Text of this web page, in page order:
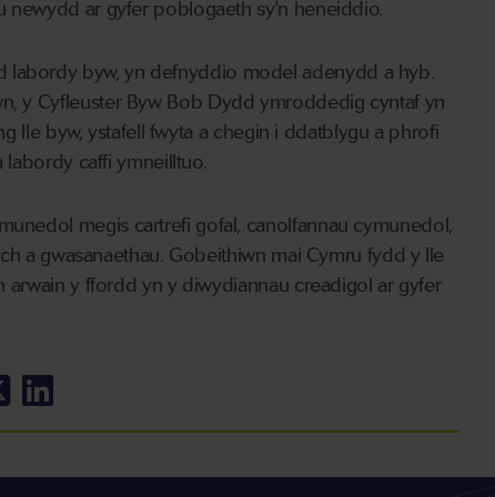
newydd ar gyfer poblogaeth sy'n heneiddio.
labordy byw, yn defnyddio model adenydd a hyb.
y Cyfleuster Byw Bob Dydd ymroddedig cyntaf yn
lle byw, ystafell fwyta a chegin i ddatblygu a phrofi
caffi ymneilltuo.
megis cartrefi gofal, canolfannau cymunedol,
a gwasanaethau. Gobeithiwn mai Cymru fydd y lle
y ffordd yn y diwydiannau creadigol ar gyfer